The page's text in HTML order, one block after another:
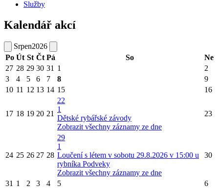
Služby
Kalendář akcí
Srpen2026
Po Út St Čt Pá So
Ne
27 28 29 30 31 1
2
3
4 5 6 7 8
9
10 11 12 13 14 15 16
17 18 19 20 21
22
1
Dětské rybářské závody
Zobrazit všechny záznamy ze dne
23
24 25 26 27 28
29
1
Loučení s létem v sobotu 29.8.2026 v 15:00 u
rybníka Podveky
Zobrazit všechny záznamy ze dne
30
31 1 2 3 4 5 6